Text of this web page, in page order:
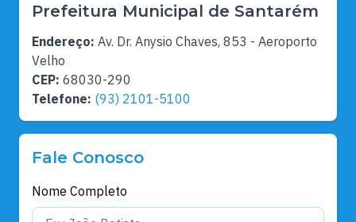
Prefeitura Municipal de Santarém
Endereço: Av. Dr. Anysio Chaves, 853 - Aeroporto
Velho
CEP: 68030-290
Telefone: (93) 2101-5100
Fale Conosco
Nome Completo